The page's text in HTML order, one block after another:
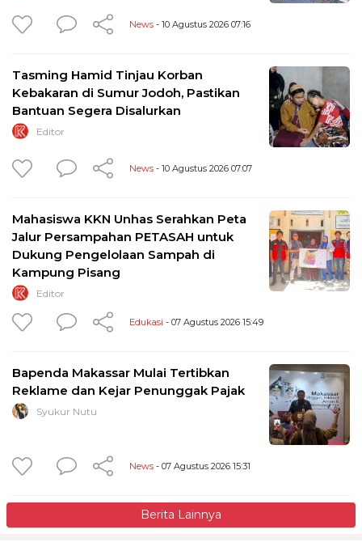
News - 10 Agustus 2026 07:16
Tasming Hamid Tinjau Korban
Kebakaran di Sumur Jodoh, Pastikan
Bantuan Segera Disalurkan
Editor
News - 10 Agustus 2026 07:07
Mahasiswa KKN Unhas Serahkan Peta
Jalur Persampahan PETASAH untuk
Dukung Pengelolaan Sampah di
Kampung Pisang
Editor
Edukasi - 07 Agustus 2026 15:49
Bapenda Makassar Mulai Tertibkan
Reklame dan Kejar Penunggak Pajak
Syukur Nutu
News - 07 Agustus 2026 15:31
Berita Lainnya